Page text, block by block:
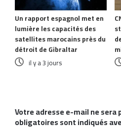
Un rapport espagnol met en
lumière les capacités des
satellites marocains près du
détroit de Gibraltar
il y a 3 jours
Votre adresse e-mail ne sera
obligatoires sont indiqués